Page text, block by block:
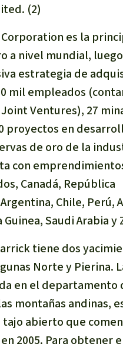
(2)
es la
a nivel mundial,
estrategia de
mil empleados
Ventures), 27
proyectos en
de oro de la
con
Canadá, República
Chile, Perú,
Guinea, Saudi Arabia y
tiene dos
Norte y Pierina.
en el departamento
montañas andinas,
abierto que
2005. Para obtener